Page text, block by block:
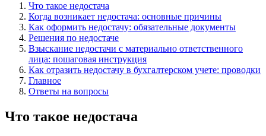
Что такое недостача
Когда возникает недостача: основные причины
Как оформить недостачу: обязательные документы
Решения по недостаче
Взыскание недостачи с материально ответственного
лица: пошаговая инструкция
Как отразить недостачу в бухгалтерском учете: проводки
Главное
Ответы на вопросы
Что такое недостача